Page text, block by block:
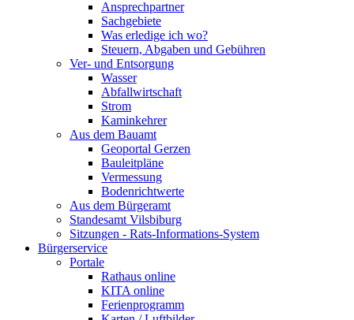
Ansprechpartner
Sachgebiete
Was erledige ich wo?
Steuern, Abgaben und Gebühren
Ver- und Entsorgung
Wasser
Abfallwirtschaft
Strom
Kaminkehrer
Aus dem Bauamt
Geoportal Gerzen
Bauleitpläne
Vermessung
Bodenrichtwerte
Aus dem Bürgeramt
Standesamt Vilsbiburg
Sitzungen - Rats-Informations-System
Bürgerservice
Portale
Rathaus online
KITA online
Ferienprogramm